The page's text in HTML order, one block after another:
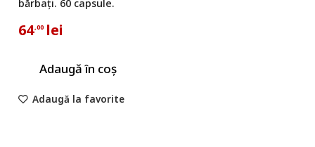
bărbați. 60 capsule.
64,00 lei
Adaugă în coș
Adaugă la favorite